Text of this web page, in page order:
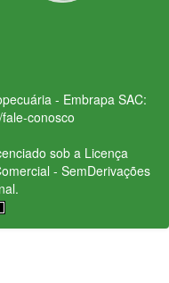
- Embrapa SAC:
conosco
sob a Licença
- SemDerivações